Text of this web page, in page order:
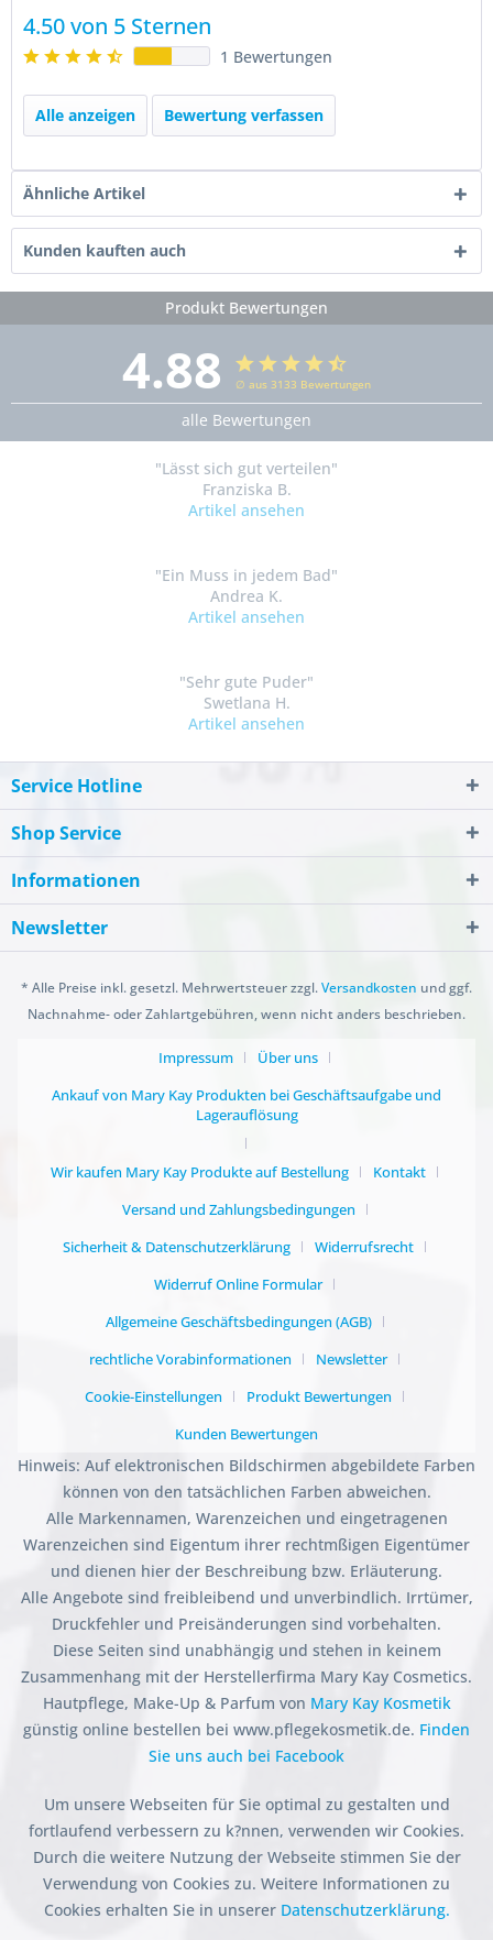
4.50 von 5 Sternen
1 Bewertungen
Alle anzeigen Bewertung verfassen
Ähnliche Artikel
Kunden kauften auch
Produkt Bewertungen
4.88 ∅ aus 3133 Bewertungen
alle Bewertungen
"Lässt sich gut verteilen"
Franziska B.
Artikel ansehen
"Ein Muss in jedem Bad"
Andrea K.
Artikel ansehen
"Sehr gute Puder"
Swetlana H.
Artikel ansehen
Service Hotline
Shop Service
Informationen
Newsletter
* Alle Preise inkl. gesetzl. Mehrwertsteuer zzgl.Versandkosten und ggf.
Nachnahme- oder Zahlartgebühren, wenn nicht anders beschrieben.
Impressum
Über uns
Ankauf von Mary Kay Produkten bei Geschäftsaufgabe und
Lagerauflösung
Wir kaufen Mary Kay Produkte auf Bestellung
Kontakt
Versand und Zahlungsbedingungen
Sicherheit & Datenschutzerklärung
Widerrufsrecht
Widerruf Online Formular
Allgemeine Geschäftsbedingungen (AGB)
rechtliche Vorabinformationen
Newsletter
Cookie-Einstellungen
Produkt Bewertungen
Kunden Bewertungen
Hinweis: Auf elektronischen Bildschirmen abgebildete Farben
können von den tatsächlichen Farben abweichen.
Alle Markennamen, Warenzeichen und eingetragenen
Warenzeichen sind Eigentum ihrer rechtmßigen Eigentümer
und dienen hier der Beschreibung bzw. Erläuterung.
Alle Angebote sind freibleibend und unverbindlich. Irrtümer,
Druckfehler und Preisänderungen sind vorbehalten.
Diese Seiten sind unabhängig und stehen in keinem
Zusammenhang mit der Herstellerfirma Mary Kay Cosmetics.
Hautpflege, Make-Up & Parfum von Mary Kay Kosmetik
günstig online bestellen bei www.pflegekosmetik.de. Finden
Sie uns auch bei Facebook
Um unsere Webseiten für Sie optimal zu gestalten und
fortlaufend verbessern zu k?nnen, verwenden wir Cookies.
Durch die weitere Nutzung der Webseite stimmen Sie der
Verwendung von Cookies zu. Weitere Informationen zu
Cookies erhalten Sie in unserer Datenschutzerklärung.